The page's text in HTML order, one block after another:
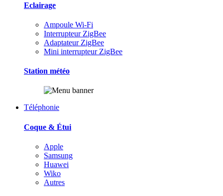
Eclairage
Ampoule Wi-Fi
Interrupteur ZigBee
Adaptateur ZigBee
Mini interrupteur ZigBee
Station météo
Téléphonie
Coque & Étui
Apple
Samsung
Huawei
Wiko
Autres